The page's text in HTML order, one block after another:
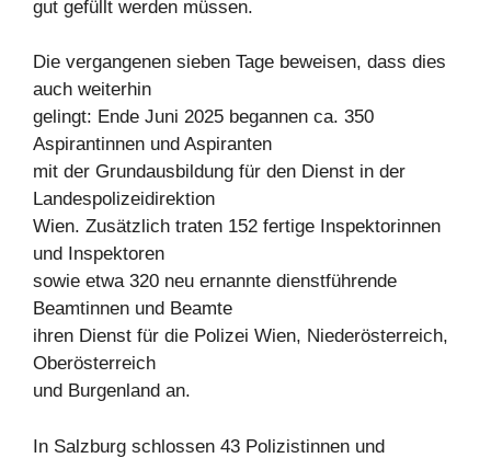
gut gefüllt werden müssen.
Die vergangenen sieben Tage beweisen, dass dies
auch weiterhin
gelingt: Ende Juni 2025 begannen ca. 350
Aspirantinnen und Aspiranten
mit der Grundausbildung für den Dienst in der
Landespolizeidirektion
Wien. Zusätzlich traten 152 fertige Inspektorinnen
und Inspektoren
sowie etwa 320 neu ernannte dienstführende
Beamtinnen und Beamte
ihren Dienst für die Polizei Wien, Niederösterreich,
Oberösterreich
und Burgenland an.
In Salzburg schlossen 43 Polizistinnen und